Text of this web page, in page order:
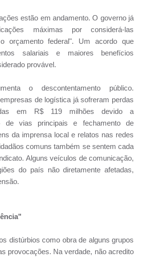
estão em andamento. O governo já
máximas por considerá-las
orçamento federal". Um acordo que
salariais e maiores benefícios
provável.
o descontentamento público.
de logística já sofreram perdas
em R$ 119 milhões devido a
de vias principais e fechamento de
da imprensa local e relatos nas redes
comuns também se sentem cada
Alguns veículos de comunicação,
do país não diretamente afetadas,
distúrbios como obra de alguns grupos
provocações. Na verdade, não acredito